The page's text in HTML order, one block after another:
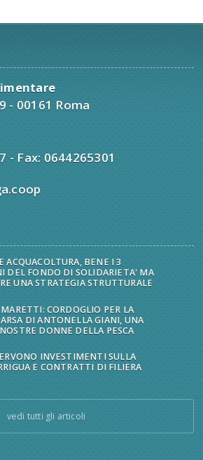
- 00161 Roma
- Fax: 0644265301
ACQUACOLTURA, BENE I 3
DEL FONDO DI SOLIDARIETA' MA
UNA STRATEGIA STRUTTURALE
MARETTI: CORDOGLIO PER LA
DI ANTONELLA GIANI, UNA
DONNE DELLA PESCA
INVESTIMENTI SULLA
E CONTRATTI DI FILIERA
vedi tutti gli articoli